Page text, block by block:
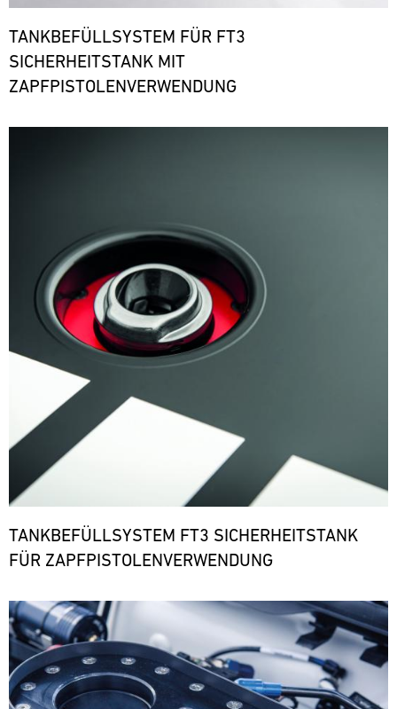
TANKBEFÜLLSYSTEM FÜR FT3
SICHERHEITSTANK MIT
ZAPFPISTOLENVERWENDUNG
TANKBEFÜLLSYSTEM FT3 SICHERHEITSTANK
FÜR ZAPFPISTOLENVERWENDUNG
Bild